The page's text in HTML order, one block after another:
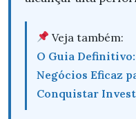
Veja também:
O Guia
Negócios Eficaz
Conquistar